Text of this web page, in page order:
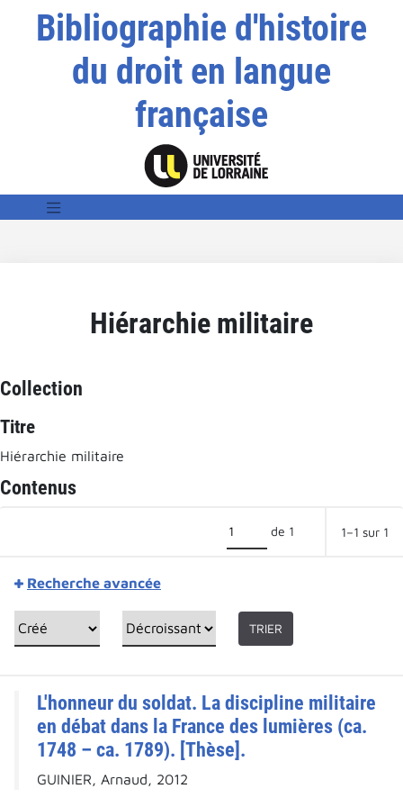
Bibliographie d'histoire
du droit en langue
française
Hiérarchie militaire
Collection
Titre
Hiérarchie militaire
Contenus
de 1 1–1 sur 1
Recherche avancée
TRIER
L'honneur du soldat. La discipline militaire
en débat dans la France des lumières (ca.
1748 – ca. 1789). [Thèse].
GUINIER, Arnaud, 2012